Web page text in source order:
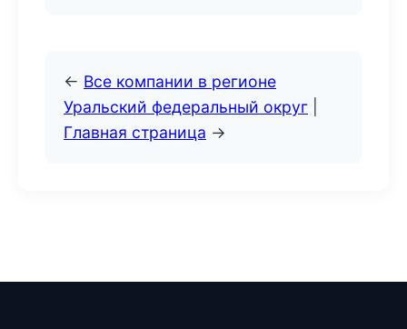
← Все компании в регионе
Уральский федеральный округ
Главная страница →